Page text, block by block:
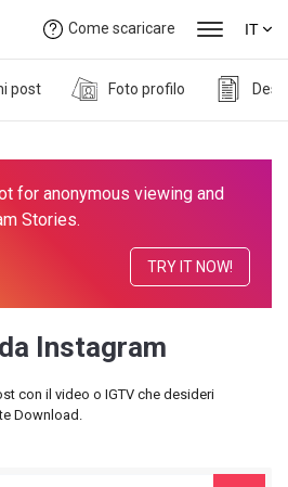
Come scaricare IT
post Foto profilo
for anonymous viewing and
Stories.
TRY IT NOW!
Instagram
con il video o IGTV che desideri
Download.